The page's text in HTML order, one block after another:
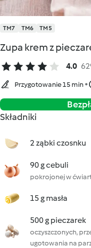
TM7 TM6 TM5
Zupa krem z
4.0
Przygotowanie 15 min
Składniki
2 ząbki czosnku
90 g cebuli
pokrojonej w
15 g masła
500 g pieczarek
oczyszczonych,
ugotowania na